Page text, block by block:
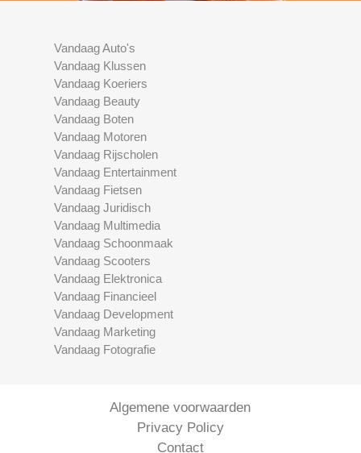
Vandaag Auto's
Vandaag Klussen
Vandaag Koeriers
Vandaag Beauty
Vandaag Boten
Vandaag Motoren
Vandaag Rijscholen
Vandaag Entertainment
Vandaag Fietsen
Vandaag Juridisch
Vandaag Multimedia
Vandaag Schoonmaak
Vandaag Scooters
Vandaag Elektronica
Vandaag Financieel
Vandaag Development
Vandaag Marketing
Vandaag Fotografie
Algemene voorwaarden
Privacy Policy
Contact